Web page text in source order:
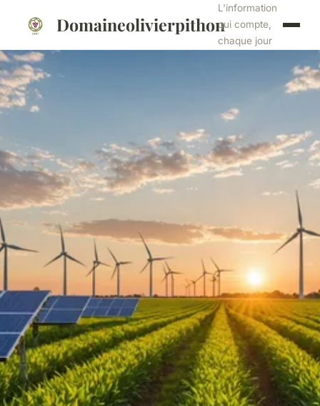
Domaineolivierpithon
L'information
qui compte,
chaque jour